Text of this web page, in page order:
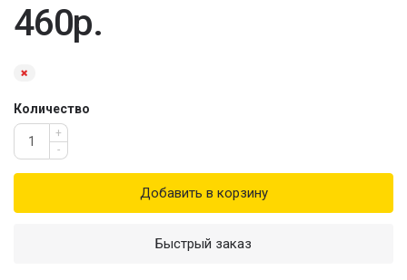
460р.
Количество
+
-
Добавить в корзину
Быстрый заказ